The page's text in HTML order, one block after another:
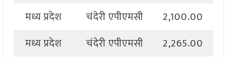
मध्य प्रदेश चंदेरी एपीएमसी 2,100.00
मध्य प्रदेश
चंदेरी एपीएमसी 2,265.00